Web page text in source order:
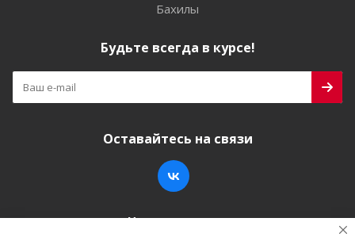
Бахилы
Будьте всегда в курсе!
Оставайтесь на связи
Наши контакты